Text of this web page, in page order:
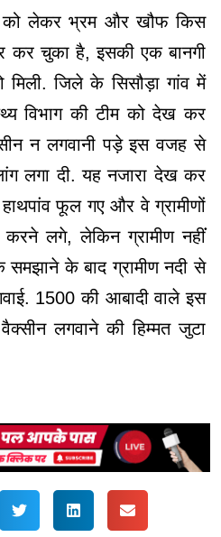
को लेकर भ्रम और खौफ किस
कर चुका है, इसकी एक बानगी
जिले के सिसौड़ा गांव में
विभाग की टीम को देख कर
न लगवानी पड़े इस वजह से
लगा दी. यह नजारा देख कर
फूल गए और वे ग्रामीणों
लगे, लेकिन ग्रामीण नहींं
समझाने के बाद ग्रामीण नदी से
1500 की आबादी वाले इस
लगवाने की हिम्मत जुटा